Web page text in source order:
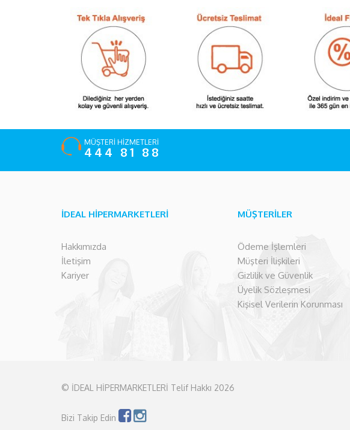
MÜŞTERİ HİZMETLERİ
444 81 88
İDEAL HİPERMARKETLERİ
Hakkımızda
İletişim
Kariyer
MÜŞTERİLER
Ödeme İşlemleri
Müşteri İlişkileri
Gizlilik ve Güvenlik
Üyelik Sözleşmesi
Kişisel Verilerin Korunması
© İDEAL HİPERMARKETLERİ Telif Hakkı 2026
Bizi Takip Edin